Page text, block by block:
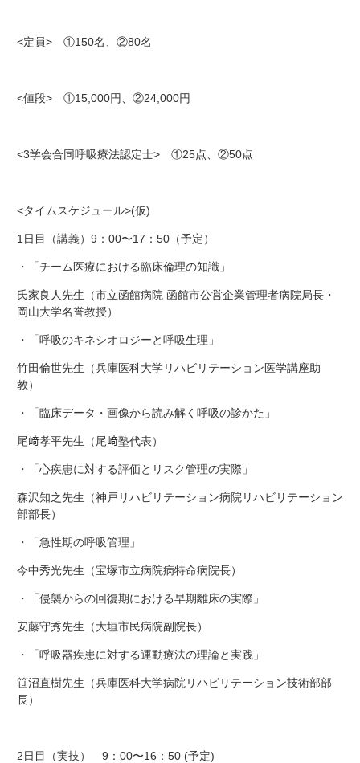
<定員> ①150名、②80名
<値段> ①15,000円、②24,000円
<3学会合同呼吸療法認定士> ①25点、②50点
<タイムスケジュール>(仮)
1日目（講義）9：00〜17：50（予定）
・「チーム医療における臨床倫理の知識」
氏家良人先生（市立函館病院 函館市公営企業管理者病院局長・
岡山大学名誉教授）
・「呼吸のキネシオロジーと呼吸生理」
竹田倫世先生（兵庫医科大学リハビリテーション医学講座助
教）
・「臨床データ・画像から読み解く呼吸の診かた」
尾﨑孝平先生（尾﨑塾代表）
・「心疾患に対する評価とリスク管理の実際」
森沢知之先生（神戸リハビリテーション病院リハビリテーション
部部長）
・「急性期の呼吸管理」
今中秀光先生（宝塚市立病院病特命病院長）
・「侵襲からの回復期における早期離床の実際」
安藤守秀先生（大垣市民病院副院長）
・「呼吸器疾患に対する運動療法の理論と実践」
笹沼直樹先生（兵庫医科大学病院リハビリテーション技術部部
長）
2日目（実技） 9：00〜16：50 (予定)